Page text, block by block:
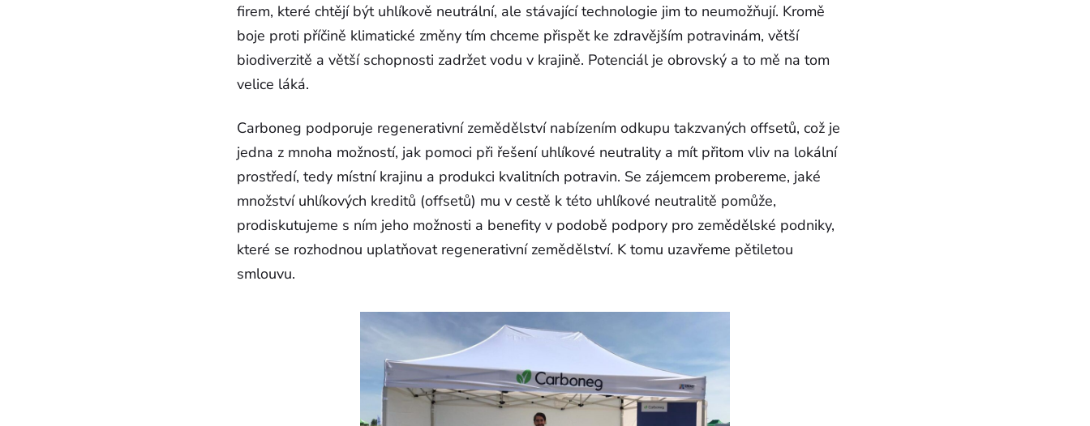
firem, které chtějí být uhlíkově neutrální, ale stávající technologie jim to neumožňují. Kromě
boje proti příčině klimatické změny tím chceme přispět ke zdravějším potravinám, větší
biodiverzitě a větší schopnosti zadržet vodu v krajině. Potenciál je obrovský a to mě na tom
velice láká.
Carboneg podporuje regenerativní zemědělství nabízením odkupu takzvaných offsetů, což je
jedna z mnoha možností, jak pomoci při řešení uhlíkové neutrality a mít přitom vliv na lokální
prostředí, tedy místní krajinu a produkci kvalitních potravin. Se zájemcem probereme, jaké
množství uhlíkových kreditů (offsetů) mu v cestě k této uhlíkové neutralitě pomůže,
prodiskutujeme s ním jeho možnosti a benefity v podobě podpory pro zemědělské podniky,
které se rozhodnou uplatňovat regenerativní zemědělství. K tomu uzavřeme pětiletou
smlouvu.